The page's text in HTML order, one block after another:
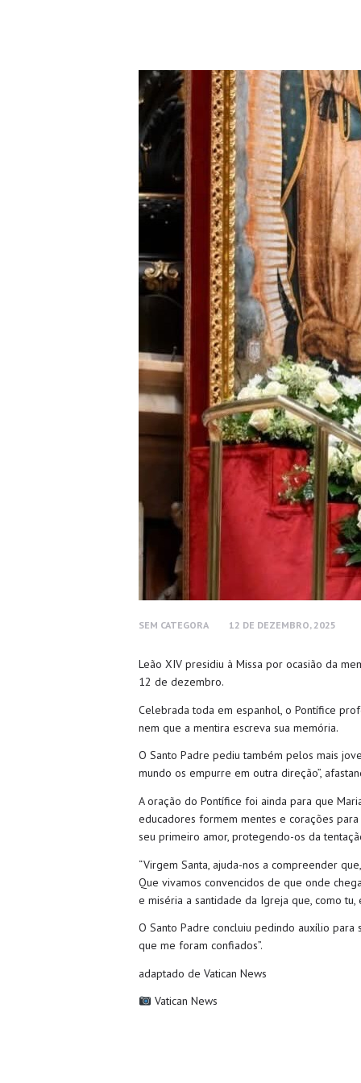
SEM CATEGORA 12 DE DEZEMBRO, 2025
Leão XIV presidiu à Missa por ocasião da
12 de dezembro.
Celebrada toda em espanhol, o Pontífice
nem que a mentira escreva sua memória.
O Santo Padre pediu também pelos mais
mundo os empurre em outra direção”,
A oração do Pontífice foi ainda para que
educadores formem mentes e corações
seu primeiro amor, protegendo-os da
“Virgem Santa, ajuda-nos a compreender
Que vivamos convencidos de que onde
e miséria a santidade da Igreja que, como tu,
O Santo Padre concluiu pedindo auxílio
que me foram confiados”.
adaptado de Vatican News
Vatican News